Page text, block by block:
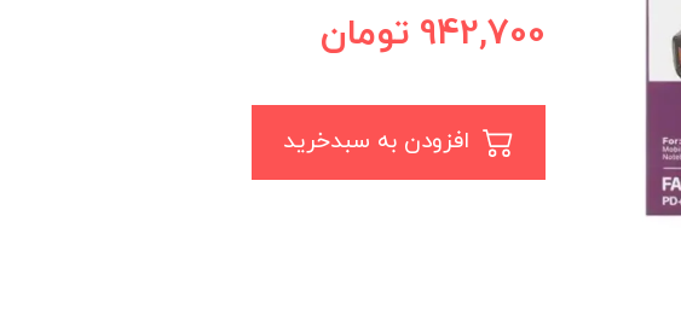
942,700 تومان